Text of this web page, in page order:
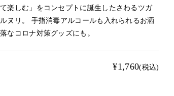
て楽しむ」をコンセプトに誕生したさわるツガ
ルヌリ。 手指消毒アルコールも入れられるお洒
落なコロナ対策グッズにも。
¥1,760(税込)